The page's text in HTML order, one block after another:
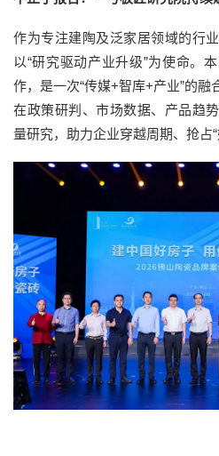
作为专注建陶及泛家居领域的行
以“研究驱动产业升级”为使命。
作，是一次“传媒+智库+产业”的
在政策研判、市场数据、产品趋
量研究，助力企业穿越周期、抢占“